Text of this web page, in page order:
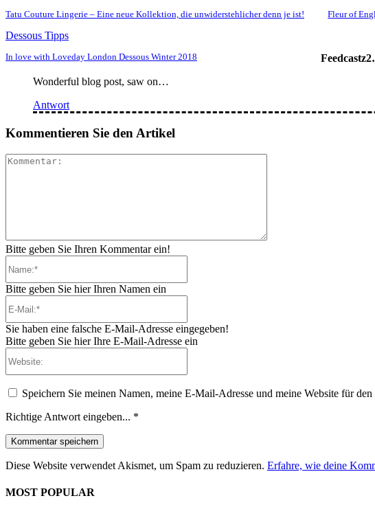
Tatu Couture Lingerie – Eine neue Kollektion, die unwiderstehlicher denn je ist! Fleur of
Dessous Tipps
In love with Loveday London Dessous Winter 2018
Wonderful blog post, saw on…
Antwort
Kommentieren Sie den Artikel
Bitte geben Sie Ihren Kommentar ein!
Bitte geben Sie hier Ihren Namen ein
Sie haben eine falsche E-Mail-Adresse eingegeben!
Bitte geben Sie hier Ihre E-Mail-Adresse ein
Speichern Sie meinen Namen, meine E-Mail-Adresse und meine Website für
Richtige Antwort eingeben... *
Diese Website verwendet Akismet, um Spam zu reduzieren. Erfahre, wie deine
MOST POPULAR